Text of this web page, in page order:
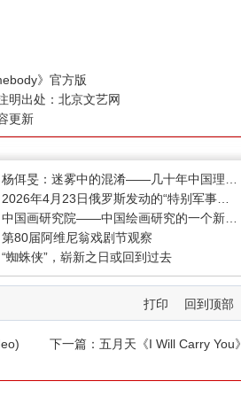
》官方版
明出处： 北京文艺网
更新
· 2026年4月23日俄罗斯发动的“特别军事行动”已进入第5个年头，俄乌局势最新综述
· 中国画研究院——中国绘画研究的一个新开篇
第80届阿维尼翁戏剧节观察
“蜘蛛侠”，崭新之日或回到过去
打印 回到顶部
下一篇： 五月天《I Will Carry You》